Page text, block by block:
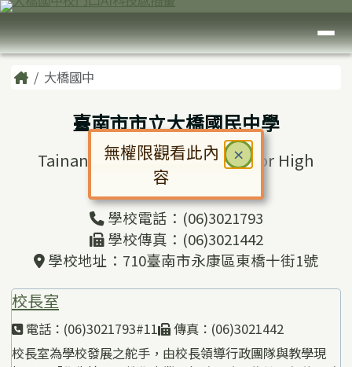
跳至主內容區
臺南市大橋國中
導覽列
主內容區域
Home大橋國中
臺南市市立大橋國民中學
Tainan Municipal Daciao Junior High
School
學校電話：(06)3021793
學校傳真：(06)3021442
學校地址：710臺南市永康區東橋十街1號
校長室
電話：(06)3021793#11
傳真：(06)3021442
校長室為學校發展之舵手，由校長領導行政團隊與教學現
頁尾區域
× 關閉
無權限觀看此內
容
對話框已開啟。請使用 Tab 鍵在